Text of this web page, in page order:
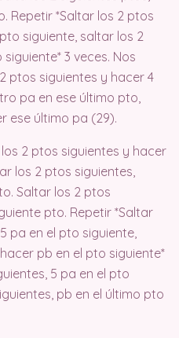
Repetir *Saltar los 2 ptos
siguiente, saltar los 2
3 veces. Nos
ptos siguientes y hacer 4
pa en ese último pto,
ese último pa (29).
los 2 ptos siguientes y hacer
los 2 ptos siguientes,
Saltar los 2 ptos
pto. Repetir *Saltar
pa en el pto siguiente,
pb en el pto siguiente*
5 pa en el pto
pb en el último pto